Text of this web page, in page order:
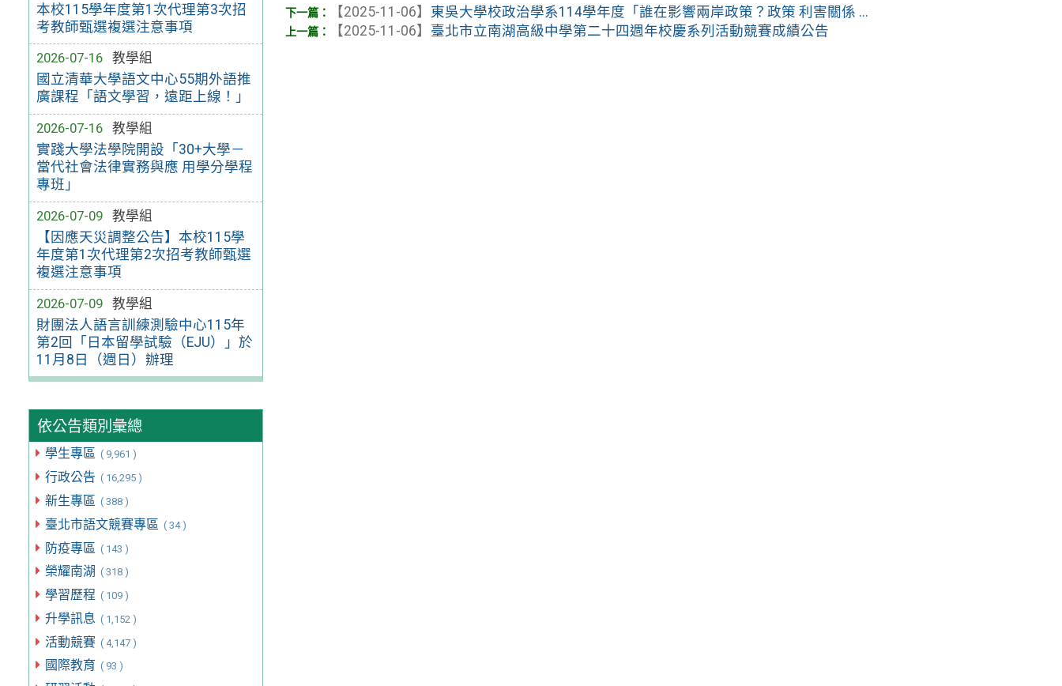
本校115學年度第1次代理第3次招
考教師甄選複選注意事項
2026-07-16
教學組
國立清華大學語文中心55期外語推
廣課程「語文學習，遠距上線！」
2026-07-16
教學組
實踐大學法學院開設「30+大學－
當代社會法律實務與應 用學分學程
專班」
2026-07-09
教學組
【因應天災調整公告】本校115學
年度第1次代理第2次招考教師甄選
複選注意事項
2026-07-09
教學組
財團法人語言訓練測驗中心115年
第2回「日本留學試驗（EJU）」於
11月8日（週日）辦理
依公告類別彙總
學生專區 ( 9,961 )
行政公告 ( 16,295 )
新生專區 ( 388 )
臺北市語文競賽專區 ( 34 )
防疫專區 ( 143 )
榮耀南湖 ( 318 )
學習歷程 ( 109 )
升學訊息 ( 1,152 )
活動競賽 ( 4,147 )
國際教育 ( 93 )
【2025-11-06】 東吳大學校政治學系114學年度「誰在影響兩岸政策？政策 利害關係 ...
【2025-11-06】 臺北市立南湖高級中學第二十四週年校慶系列活動競賽成績公告